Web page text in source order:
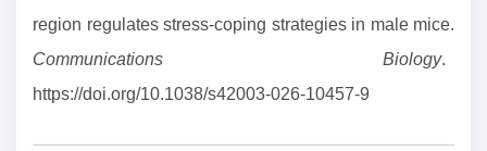
region regulates stress-coping strategies in male mice.
Communications Biology.
https://doi.org/10.1038/s42003-026-10457-9